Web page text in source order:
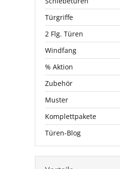
Türgriffe
2 Flg. Türen
Windfang
% Aktion
Zubehör
Muster
Komplettpakete
Türen-Blog